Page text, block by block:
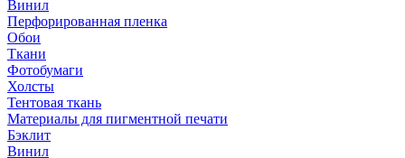
Винил
Перфорированная пленка
Обои
Ткани
Фотобумаги
Холсты
Тентовая ткань
Материалы для пигментной печати
Бэклит
Винил